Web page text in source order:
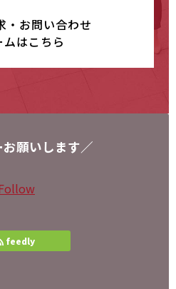
・お問い合わせ
ムはこちら
願いします／
feedly